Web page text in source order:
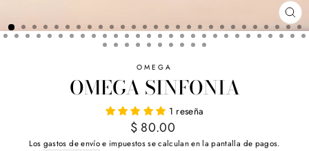
OMEGA
OMEGA SINFONIA
1 reseña
Precio
habitual
$ 80.00
Los gastos de envíoe impuestos se calculan en la pantalla de pagos.